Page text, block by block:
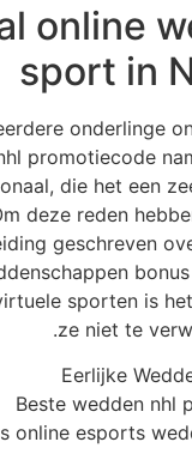
online
sport in
onderlinge
promotiecode
die het een
deze reden
geschreven
sporten is
ze niet te
Eerlijke
Beste wedden nhl
online esports